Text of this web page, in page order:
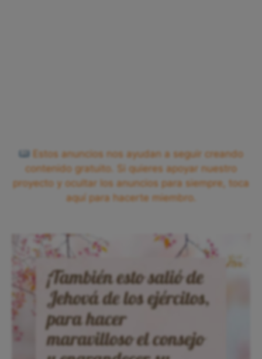
Estos anuncios nos ayudan a seguir creando
contenido gratuito. Si quieres apoyar nuestro
proyecto y ocultar los anuncios para siempre, toca
aquí para hacerte miembro.